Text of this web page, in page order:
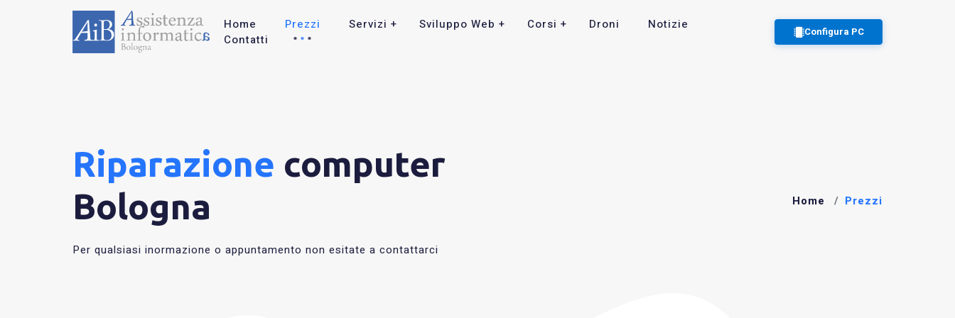
Home Prezzi Servizi Sviluppo Web Corsi Droni
Notizie
Contatti
Configura PC
Riparazione computer
Bologna
Per qualsiasi inormazione o appuntamento non esitate a contattarci
Home Prezzi